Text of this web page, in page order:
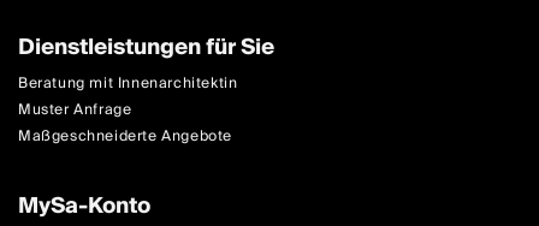
Dienstleistungen für Sie
Beratung mit Innenarchitektin
Muster Anfrage
Maßgeschneiderte Angebote
MySa-Konto